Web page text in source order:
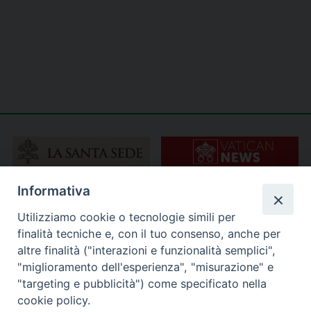
Informativa
Utilizziamo cookie o tecnologie simili per
finalità tecniche e, con il tuo consenso, anche per
altre finalità ("interazioni e funzionalità semplici",
"miglioramento dell'esperienza", "misurazione" e
"targeting e pubblicità") come specificato nella
cookie policy.